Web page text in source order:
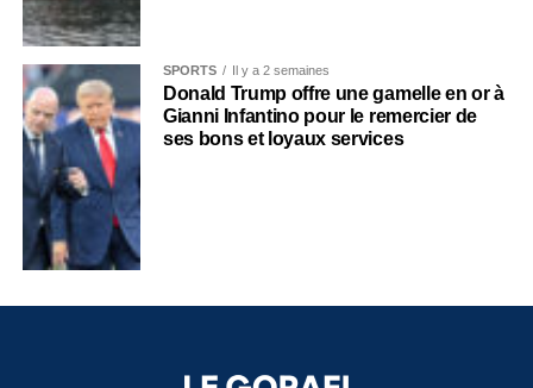
SPORTS Il y a 2 semaines
Donald Trump offre une gamelle en or à
Gianni Infantino pour le remercier de
ses bons et loyaux services